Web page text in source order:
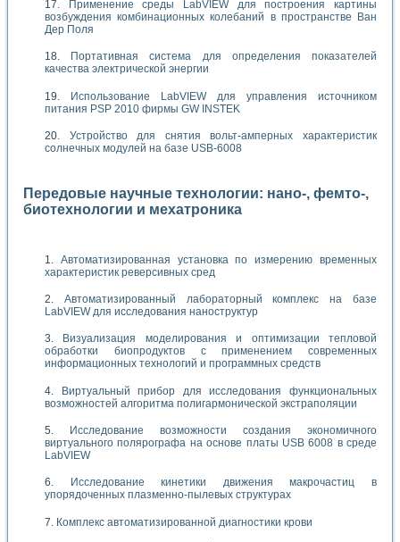
Применение среды LabVIEW для построения картины
возбуждения комбинационных колебаний в пространстве Ван
Дер Поля
Портативная система для определения показателей
качества электрической энергии
Использование LabVIEW для управления источником
питания PSP 2010 фирмы GW INSTEK
Устройство для снятия вольт-амперных характеристик
солнечных модулей на базе USB-6008
Передовые научные технологии: нано-, фемто-,
биотехнологии и мехатроника
Автоматизированная установка по измерению временных
характеристик реверсивных сред
Автоматизированный лабораторный комплекс на базе
LabVIEW для исследования наноструктур
Визуализация моделирования и оптимизации тепловой
обработки биопродуктов с применением современных
информационных технологий и программных средств
Виртуальный прибор для исследования функциональных
возможностей алгоритма полигармонической экстраполяции
Исследование возможности создания экономичного
виртуального полярографа на основе платы USB 6008 в среде
LabVIEW
Исследование кинетики движения макрочастиц в
упорядоченных плазменно-пылевых структурах
Комплекс автоматизированной диагностики крови